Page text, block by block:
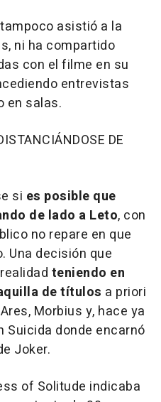
asistió a la
ni ha compartido
con el filme en su
entrevistas
en salas.
DE
si es posible que
de lado a Leto, con
no repare en que
Una decisión que
teniendo en
de títulos a priori
Morbius y, hace ya
Suicida donde encarnó
Joker.
of Solitude indicaba